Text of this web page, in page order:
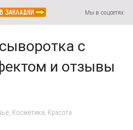
Мы в соцсетях:
с
и отзывы
, Косметика, Красота